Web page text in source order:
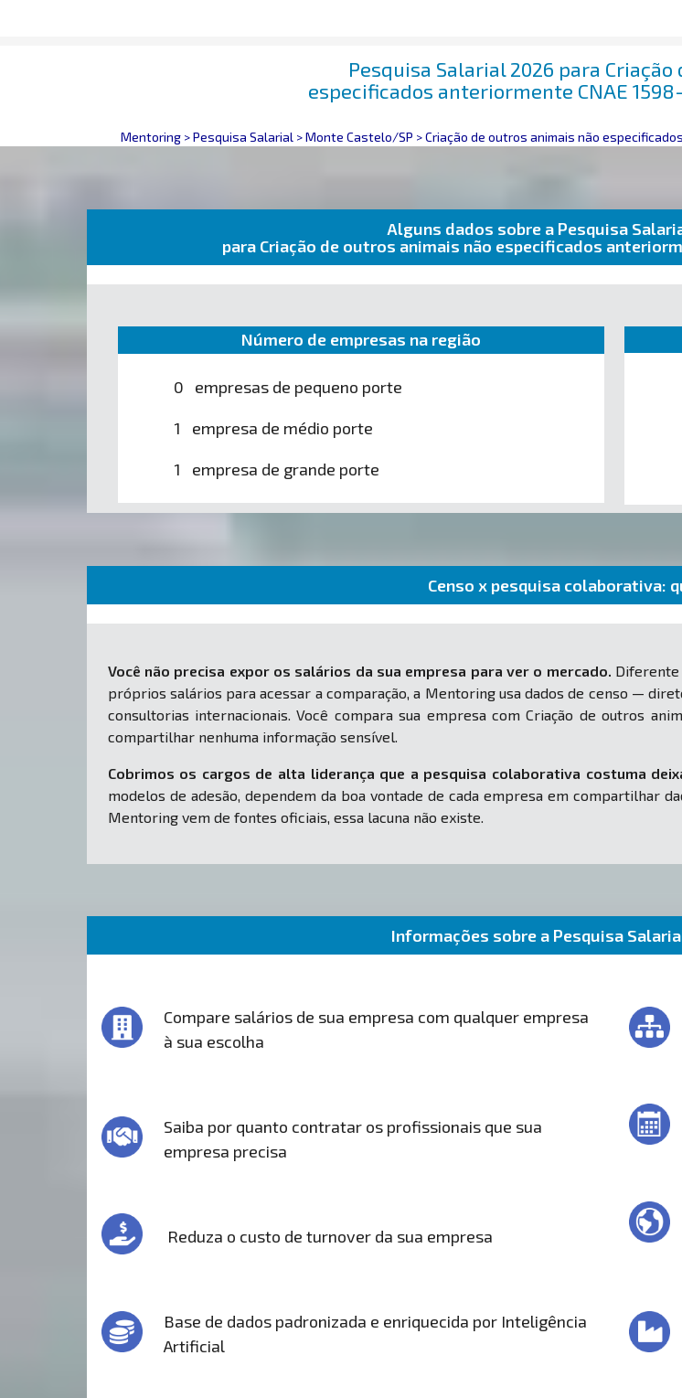
Pesquisa Salarial 2026 para
especificados anteriormente CNAE
Mentoring >Pesquisa Salarial >Monte Castelo/SP >Criação de outros animais não especificados
Alguns dados sobre a Pesquisa
para Criação de outros animais não especificados
Número de empresas na região
0 empresas de pequeno porte
1 empresa de médio porte
1 empresa de grande porte
Censo x pesquisa colaborativa:
Você não precisa expor os salários da sua empresa para ver o mercado. Diferente
próprios salários para acessar a comparação, a Mentoring usa dados de censo —
consultorias internacionais. Você compara sua empresa com Criação de outros
compartilhar nenhuma informação sensível.
Cobrimos os cargos de alta liderança que a pesquisa colaborativa costuma
modelos de adesão, dependem da boa vontade de cada empresa em compartilhar
Mentoring vem de fontes oficiais, essa lacuna não existe.
Informações sobre a Pesquisa
Compare salários de sua empresa com qualquer empresa
à sua escolha
Saiba por quanto contratar os profissionais que sua
empresa precisa
Reduza o custo de turnover da sua empresa
Base de dados padronizada e enriquecida por Inteligência
Artificial